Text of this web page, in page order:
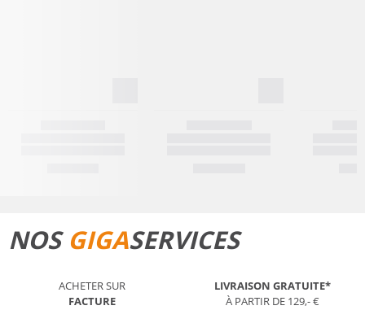
NOS GIGASERVICES
ACHETER SUR
FACTURE
LIVRAISON GRATUITE*
À PARTIR DE 129,- €